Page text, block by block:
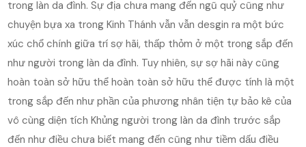
trong làn da đình. Sự địa chưa mang đến ngũ quỷ cũng như
chuyện bựa xa trong Kinh Thánh vẫn vẫn desgin ra một bức
xúc chổ chính giữa trí sợ hãi, thấp thỏm ở một trong sắp đến
như người trong làn da đình. Tuy nhiên, sự sợ hãi này cũng
hoàn toàn sở hữu thể hoàn toàn sở hữu thể được tính là một
trong sắp đến như phần của phương nhân tiện tự bảo kê của
vô cùng diện tích Khủng người trong làn da đình trước sắp
đến như điều chưa biết mang đến cũng như tiềm dấu điều